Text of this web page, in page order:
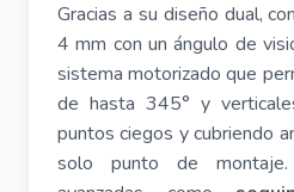
Gracias a su diseño dual,
4 mm con un ángulo de
sistema motorizado que
de hasta 345° y
puntos ciegos y cubriendo
solo punto de montaje.